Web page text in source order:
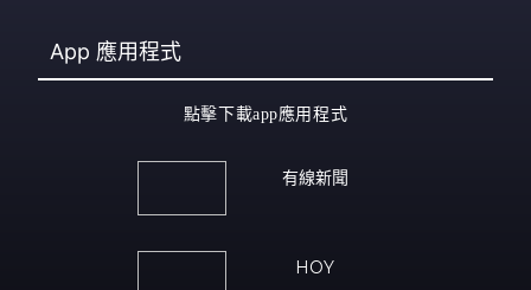
App 應用程式
點擊下載app應用程式
有線新聞
HOY